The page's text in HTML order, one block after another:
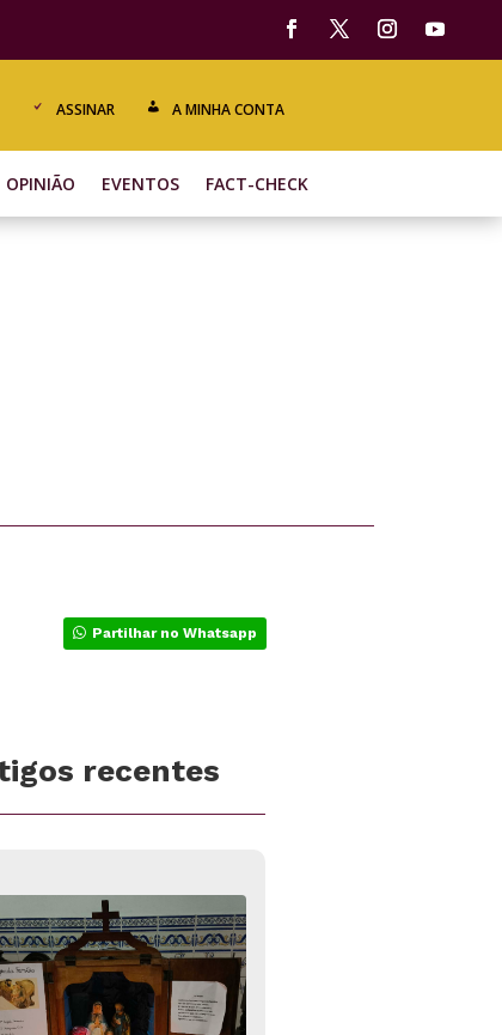
ASSINAR A MINHA CONTA
OPINIÃO EVENTOS FACT-CHECK
Partilhar no Whatsapp
recentes